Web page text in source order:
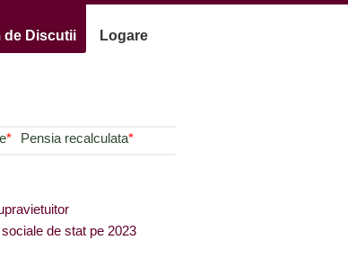
de Discutii Logare
* Pensia recalculata*
de stat pe 2023